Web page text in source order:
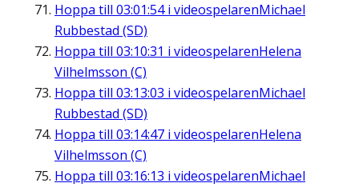
Hoppa till 03:01:54i videospelarenMichael
Rubbestad (SD)
Hoppa till 03:10:31 i videospelarenHelena
Vilhelmsson (C)
Hoppa till 03:13:03 i videospelarenMichael
Rubbestad (SD)
Hoppa till 03:14:47 i videospelarenHelena
Vilhelmsson (C)
Hoppa till 03:16:13 i videospelarenMichael